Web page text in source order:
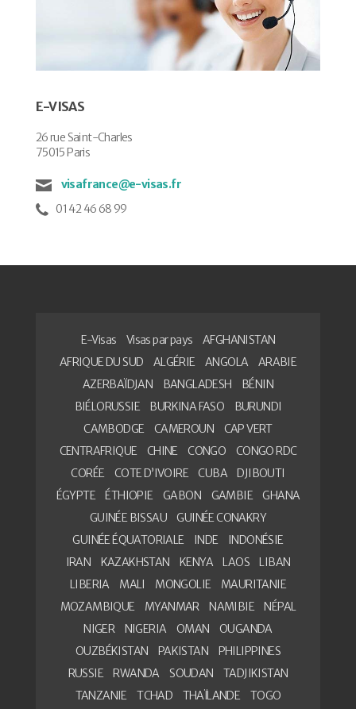
E-VISAS
26 rue Saint-Charles
75015 Paris
visafrance@e-visas.fr
01 42 46 68 99
E-Visas Visas par pays
AFGHANISTAN
AFRIQUE DU SUD
ALGÉRIE ANGOLA
ARABIE
AZERBAÏDJAN
BANGLADESH
BÉNIN
BIÉLORUSSIE
BURKINA FASO
BURUNDI
CAMBODGE
CAMEROUN
CAP VERT
CENTRAFRIQUE
CHINE CONGO
CONGO RDC
CORÉE
COTE D’IVOIRE CUBA
DJIBOUTI
ÉGYPTE
ÉTHIOPIE GABON GAMBIE
GHANA
GUINÉE BISSAU
GUINÉE CONAKRY
GUINÉE ÉQUATORIALE
INDE
INDONÉSIE
IRAN
KAZAKHSTAN KENYA LAOS
LIBAN
LIBERIA
MALI MONGOLIE
MAURITANIE
MOZAMBIQUE
MYANMAR NAMIBIE
NÉPAL
NIGER
NIGERIA OMAN
OUGANDA
OUZBÉKISTAN
PAKISTAN
PHILIPPINES
RUSSIE
RWANDA SOUDAN
TADJIKISTAN
TANZANIE
TCHAD THAÏLANDE
TOGO